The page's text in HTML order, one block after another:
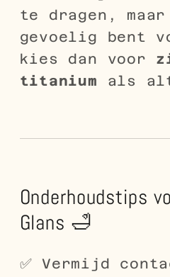
te dragen,
gevoelig bent
kies dan voor
titanium als
Onderhoudstips
Glans 🛁
✅ Vermijd